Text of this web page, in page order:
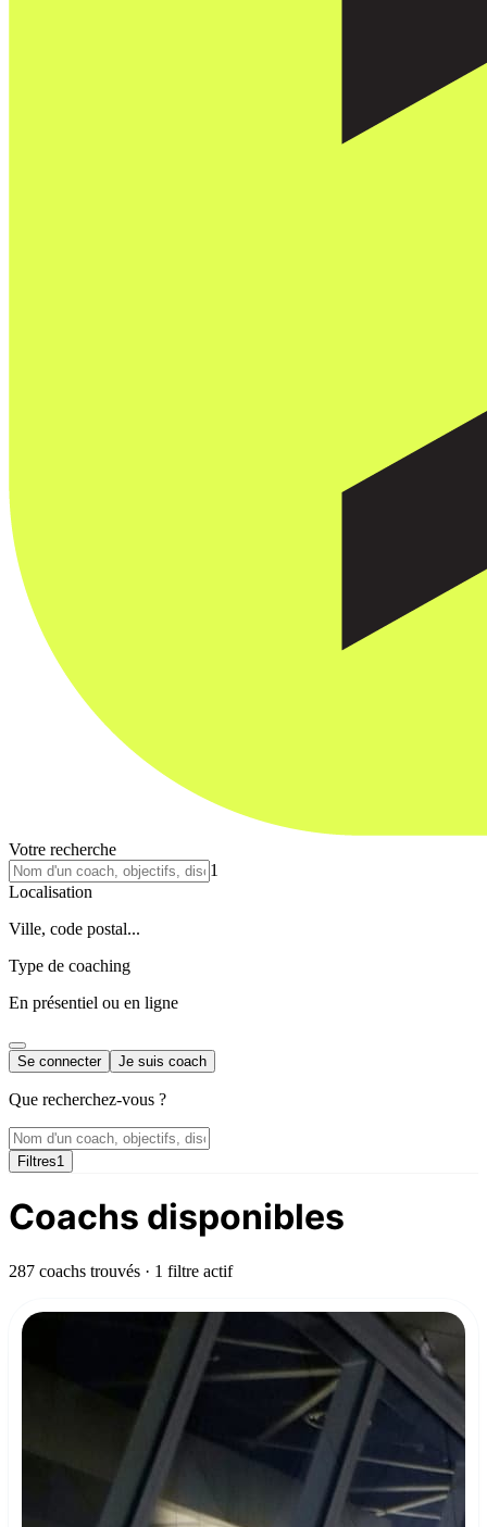
Votre recherche
1
Localisation
Ville, code postal...
Type de coaching
En présentiel ou en ligne
Se connecter Je suis coach
Que recherchez-vous ?
Filtres1
Coachs disponibles
287 coachs trouvés · 1 filtre actif